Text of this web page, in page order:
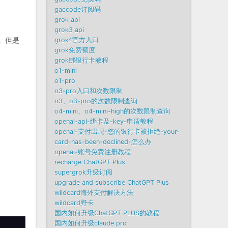
但是
gaccode订阅码
grok api
grok3 api
grok4官方入口
grok免费额度
grok绑银行卡教程
o1-mini
o1-pro
o3-pro入口和次数限制
o3、o3-pro的次数限制查询
o4-mini、o4-mini-high的次数限制查询
openai-api-绑卡及-key-申请教程
openai-支付出现-您的银行卡被拒绝-your-
card-has-been-declined-怎么办
openai-账号免费注册教程
recharge ChatGPT Plus
supergrok升级订阅
upgrade and subscribe ChatGPT Plus
wildcard海外支付解决方法
wildcard野卡
国内如何升级ChatGPT PLUS的教程
国内如何升级claude pro